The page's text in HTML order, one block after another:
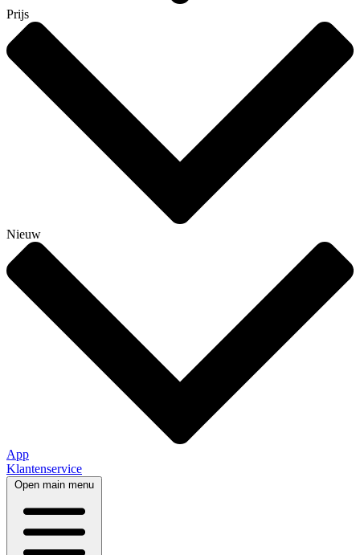
Prijs
Nieuw
App
Klantenservice
Open main menu